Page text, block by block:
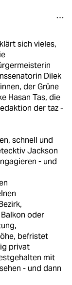
sich vieles,
Dilek
der Grüne
Hasan Tas, die
der taz -
schnell und
Jackson
- und
oder
befristet
privat
mit
- und dann